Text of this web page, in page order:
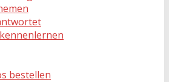
bestellen